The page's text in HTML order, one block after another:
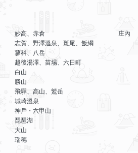
妙高、赤倉
志賀、野澤溫泉、斑尾、飯綱
蓼科、八岳
越後湯澤、苗場、六日町
白山
勝山
飛驒、高山、鷲岳
城崎溫泉
神戶・六甲山
琵琶湖
大山
瑞穗
庄內